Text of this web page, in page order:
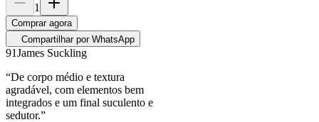
1
Comprar agora
Compartilhar por WhatsApp
91James Suckling
“De corpo médio e textura
agradável, com elementos bem
integrados e um final suculento e
sedutor.”